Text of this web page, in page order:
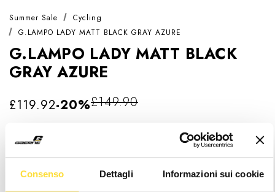
Consenso Dettagli Informazioni sui cookie
Summer Sale
Cycling
G.LAMPO LADY MATT BLACK GRAY AZURE
G.LAMPO LADY MATT BLACK
GRAY AZURE
£149.90
-20%
£119.92
sleeker lines meticulously designed to complement the
unique anatomy of the female foot.